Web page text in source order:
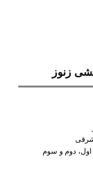
زنوز
شرقی
اول، دوم و سوم